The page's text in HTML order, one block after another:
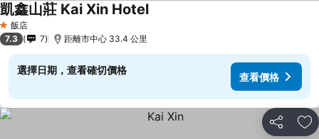
1 星級
飯店
凱鑫山莊 Kai Xin Hotel
7.3 7 距離市中心 33.4 公里
選擇日期，查看確切價格
查看價格
分享 加